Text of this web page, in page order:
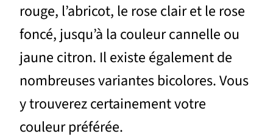
rouge, l’abricot, le rose clair et le rose
foncé, jusqu’à la couleur cannelle ou
jaune citron. Il existe également de
nombreuses variantes bicolores. Vous
y trouverez certainement votre
couleur préférée.